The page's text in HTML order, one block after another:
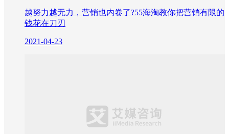
越努力越无力，营销也内卷了?55海淘教你把营销有限的
钱花在刀刃
2021-04-23